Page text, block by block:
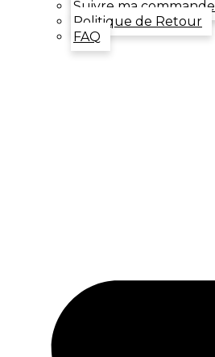
Suivre ma commande
Politique de Retour
FAQ